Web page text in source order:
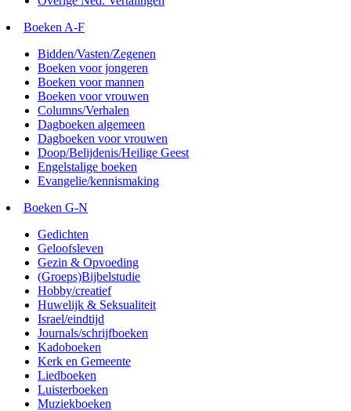
Boeken A-F
Bidden/Vasten/Zegenen
Boeken voor jongeren
Boeken voor mannen
Boeken voor vrouwen
Columns/Verhalen
Dagboeken algemeen
Dagboeken voor vrouwen
Doop/Belijdenis/Heilige Geest
Engelstalige boeken
Evangelie/kennismaking
Boeken G-N
Gedichten
Geloofsleven
Gezin & Opvoeding
(Groeps)Bijbelstudie
Hobby/creatief
Huwelijk & Seksualiteit
Israel/eindtijd
Journals/schrijfboeken
Kadoboeken
Kerk en Gemeente
Liedboeken
Luisterboeken
Muziekboeken